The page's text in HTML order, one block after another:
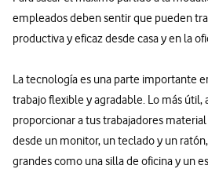
empleados deben sentir que pueden
productiva y eficaz desde casa y en la
La tecnología es una parte importante
trabajo flexible y agradable. Lo más útil,
proporcionar a tus trabajadores
desde un monitor, un teclado y un
grandes como una silla de oficina y un